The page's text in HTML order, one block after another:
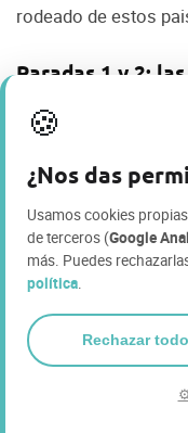
rodeado de estos
Paradas 1 y 2:
Gljúfrabúi
cascada es única
vuelta completa y
prepárate para
se encuentraGljúfrabúi
tendrás que
riachuelo y entrar
🍪
¿Nos das
Usamos cookies
de terceros (Google
más. Puedes
política.
Rechazar todo